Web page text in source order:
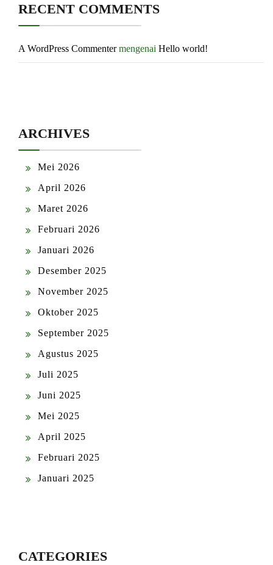
RECENT COMMENTS
A WordPress Commentermengenai Hello world!
ARCHIVES
Mei 2026
April 2026
Maret 2026
Februari 2026
Januari 2026
Desember 2025
November 2025
Oktober 2025
September 2025
Agustus 2025
Juli 2025
Juni 2025
Mei 2025
April 2025
Februari 2025
Januari 2025
CATEGORIES